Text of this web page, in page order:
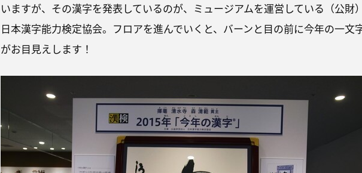
いますが、その漢字を発表しているのが、ミュージアムを運営している（公財
日本漢字能力検定協会。フロアを進んでいくと、バーンと目の前に今年の一文
がお目見えします！